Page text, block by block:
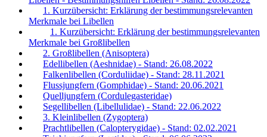
1. Kurzübersicht: Erklärung der bestimmungsrelevanten
Merkmale bei Libellen
1. Kurzübersicht: Erklärung der bestimmungsrelevanten
Merkmale bei Großlibellen
2. Großlibellen (Anisoptera)
Edellibellen (Aeshnidae) - Stand: 26.08.2022
Falkenlibellen (Corduliidae) - Stand: 28.11.2021
Flussjungfern (Gomphidae) - Stand: 20.06.2021
Quelljungfern (Cordulegasteridae)
Segellibellen (Libellulidae) - Stand: 22.06.2022
3. Kleinlibellen (Zygoptera)
Prachtlibellen (Calopterygidae) - Stand: 02.02.2021